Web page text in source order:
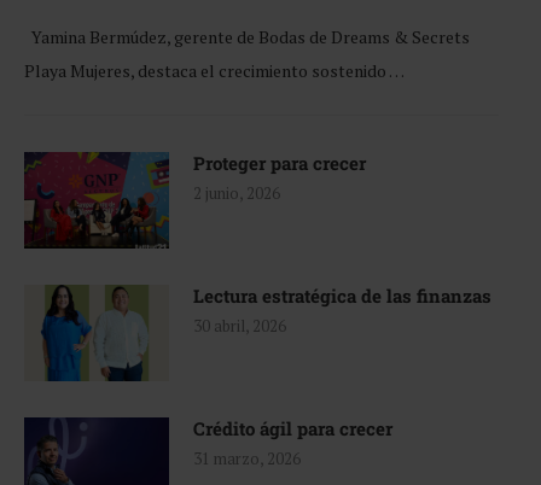
Yamina Bermúdez, gerente de Bodas de Dreams & Secrets
Playa Mujeres, destaca el crecimiento sostenido …
Proteger para crecer
2 junio, 2026
Lectura estratégica de las finanzas
30 abril, 2026
Crédito ágil para crecer
31 marzo, 2026